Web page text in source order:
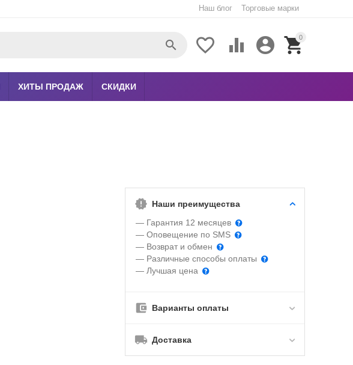
Наш блог Торговые марки
0


 

ХИТЫ ПРОДАЖ СКИДКИ
Наши преимущества
— Гарантия 12 месяцев
— Оповещение по SMS
— Возврат и обмен
— Различные способы оплаты
— Лучшая цена
Варианты оплаты
Доставка